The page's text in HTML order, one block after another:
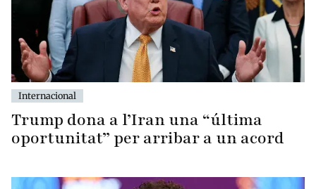
Internacional
Trump dona a l’Iran una “última
oportunitat” per arribar a un acord